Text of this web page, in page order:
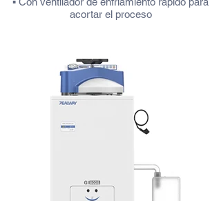
acortar el proceso
Más información